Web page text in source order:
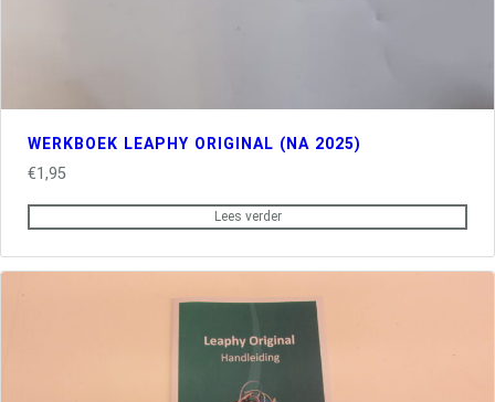
WERKBOEK LEAPHY ORIGINAL (NA 2025)
€1,95
Lees verder